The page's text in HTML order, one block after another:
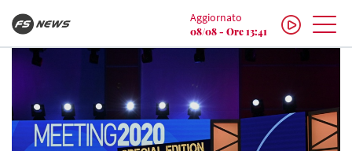
Aggiornato
08/08 - Ore 13:41